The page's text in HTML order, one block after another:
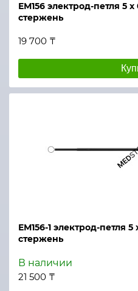
ЕМ156 электрод-петля 5
стержень
19 700 ₸
ЕМ156-1 электрод-петля
стержень
В наличии
21 500 ₸